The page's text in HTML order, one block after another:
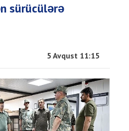
sürücülərə
5 Avqust 11:15